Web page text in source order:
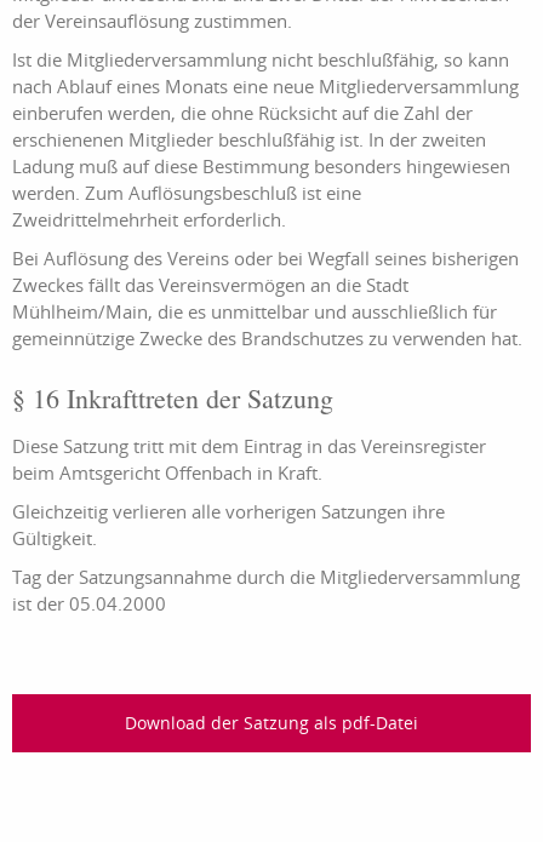
der Vereinsauflösung zustimmen.
Ist die Mitgliederversammlung nicht beschlußfähig, so kann
nach Ablauf eines Monats eine neue Mitgliederversammlung
einberufen werden, die ohne Rücksicht auf die Zahl der
erschienenen Mitglieder beschlußfähig ist. In der zweiten
Ladung muß auf diese Bestimmung besonders hingewiesen
werden. Zum Auflösungsbeschluß ist eine
Zweidrittelmehrheit erforderlich.
Bei Auflösung des Vereins oder bei Wegfall seines bisherigen
Zweckes fällt das Vereinsvermögen an die Stadt
Mühlheim/Main, die es unmittelbar und ausschließlich für
gemeinnützige Zwecke des Brandschutzes zu verwenden hat.
§ 16 Inkrafttreten der Satzung
Diese Satzung tritt mit dem Eintrag in das Vereinsregister
beim Amtsgericht Offenbach in Kraft.
Gleichzeitig verlieren alle vorherigen Satzungen ihre
Gültigkeit.
Tag der Satzungsannahme durch die Mitgliederversammlung
ist der 05.04.2000
Download der Satzung als pdf-Datei